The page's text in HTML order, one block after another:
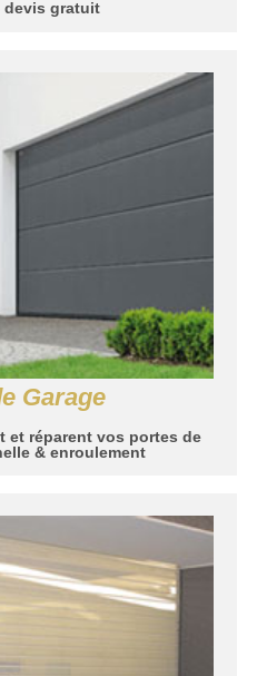
devis gratuit
Garage
et réparent vos portes de
& enroulement